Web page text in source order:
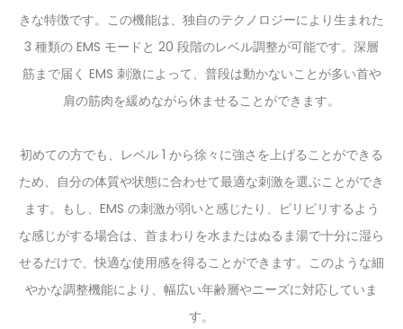
きな特徴です。この機能は、独自のテクノロジーにより生まれた
3 種類の EMS モードと 20 段階のレベル調整が可能です。深層
筋まで届く EMS 刺激によって、普段は動かないことが多い首や
肩の筋肉を緩めながら休ませることができます。
初めての方でも、レベル 1 から徐々に強さを上げることができる
ため、自分の体質や状態に合わせて最適な刺激を選ぶことができ
ます。もし、EMS の刺激が弱いと感じたり、ピリピリするよう
な感じがする場合は、首まわりを水またはぬるま湯で十分に湿ら
せるだけで、快適な使用感を得ることができます。このような細
やかな調整機能により、幅広い年齢層やニーズに対応していま
す。